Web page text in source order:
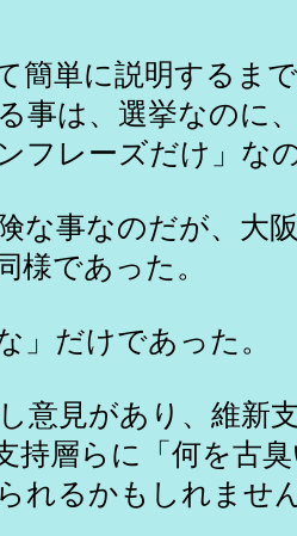
簡単に説明するま
事は、選挙なのに
フレーズだけ」
な事なのだが、大
様であった。
な」だけであった
意見があり、維新
持層らに「何を古
れるかもしれませ